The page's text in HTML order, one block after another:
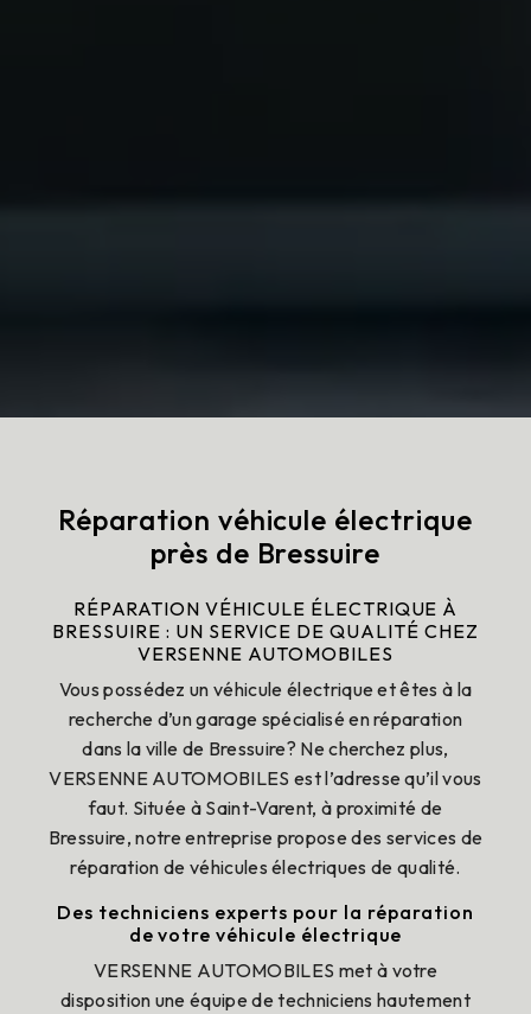
Réparation véhicule électrique
près de Bressuire
RÉPARATION VÉHICULE ÉLECTRIQUE À
BRESSUIRE : UN SERVICE DE QUALITÉ CHEZ
VERSENNE AUTOMOBILES
Vous possédez un véhicule électrique et êtes à la
recherche d’un garage spécialisé en réparation
dans la ville de Bressuire? Ne cherchez plus,
VERSENNE AUTOMOBILES est l’adresse qu’il vous
faut. Située à Saint-Varent, à proximité de
Bressuire, notre entreprise propose des services de
réparation de véhicules électriques de qualité.
Des techniciens experts pour la réparation
de votre véhicule électrique
VERSENNE AUTOMOBILES met à votre
disposition une équipe de techniciens hautement